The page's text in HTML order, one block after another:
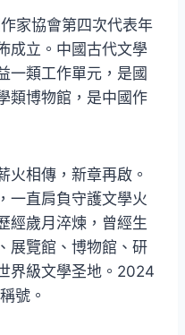
家協會第四次代表年
成立。中國古代文學
一類工作單元，是國
類博物館，是中國作
火相傳，新章再啟。
一直肩負守護文學火
經歲月淬煉，曾經生
展覽館、博物館、研
界級文學圣地。2024
號。